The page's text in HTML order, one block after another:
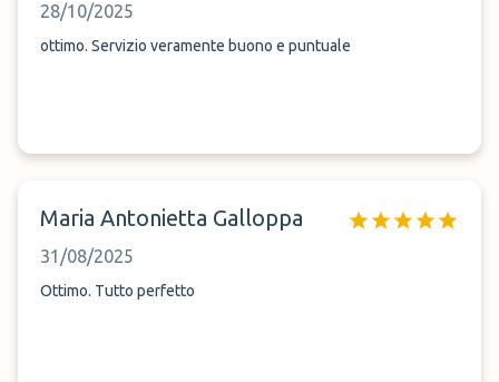
28/10/2025
ottimo. Servizio veramente buono e puntuale
Maria Antonietta Galloppa
31/08/2025
Ottimo. Tutto perfetto